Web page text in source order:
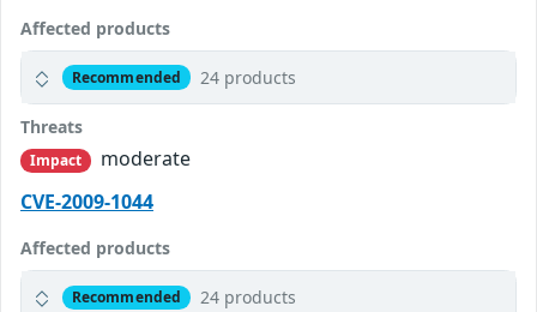
Affected products
Recommended 24 products
Threats
Impact
moderate
CVE-2009-1044
Affected products
Recommended 24 products